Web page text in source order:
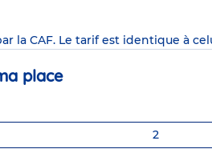
la CAF. Le tarif est identique à
place
2